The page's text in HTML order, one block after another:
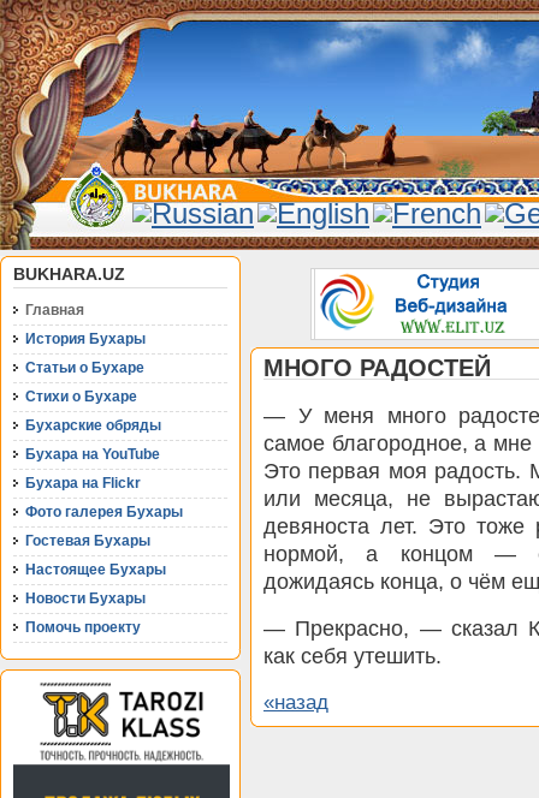
BUKHARA.UZ
Главная
История Бухары
Статьи о Бухаре
Стихи о Бухаре
Бухарские обряды
Бухара на YouTube
Бухара на Flickr
Фото галерея Бухары
Гостевая Бухары
Настоящее Бухары
Новости Бухары
Помочь проекту
МНОГО РАДОСТЕЙ
— У меня много
самое благородное, а мне
Это первая моя радость.
или месяца, не
девяноста лет. Это тоже
нормой, а концом —
дожидаясь конца, о чём
— Прекрасно, — сказал
как себя утешить.
«назад